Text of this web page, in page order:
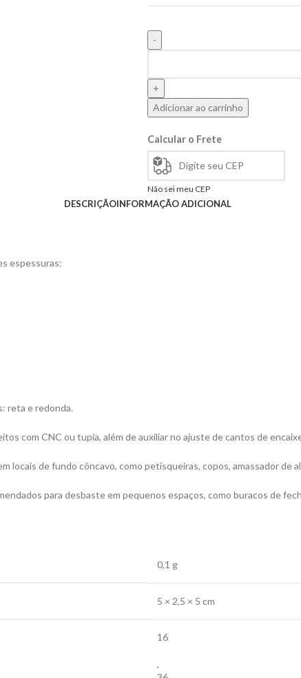
Adicionar ao carrinho
Calcular o Frete
Não sei meu CEP
DESCRIÇÃOINFORMAÇÃO ADICIONAL
espessuras:
reta e redonda.
com CNC ou tupia, além de auxiliar no ajuste de cantos de
locais de fundo côncavo, como petisqueiras, copos, amassador de
para desbaste em pequenos espaços, como buracos de
0,1 g
5 × 2,5 × 5 cm
16
,